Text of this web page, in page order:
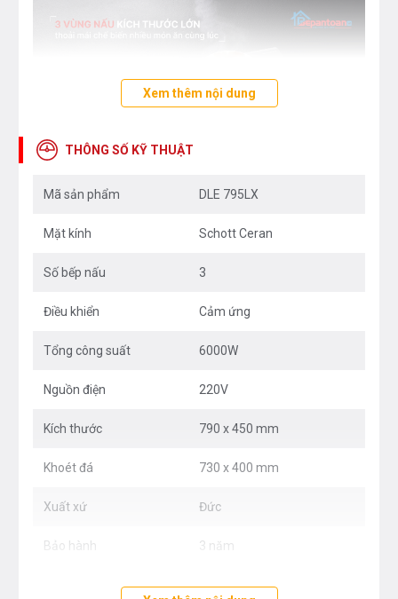
Mặt kính Schott Ceran màu đen
Xem thêm nội dung
THÔNG SỐ KỸ THUẬT
Mã sản phẩm DLE 795LX
Mặt kính Schott Ceran
Số bếp nấu 3
Điều khiển Cảm ứng
Tổng công suất 6000W
Nguồn điện 220V
Kích thước 790 x 450 mm
Khoét đá 730 x 400 mm
Xuất xứ Đức
Bảo hành 3 năm